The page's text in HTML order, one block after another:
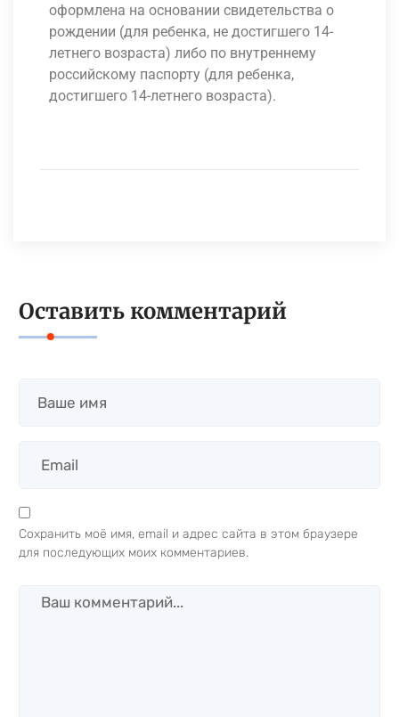
оформлена на основании свидетельства о
рождении (для ребенка, не достигшего 14-
летнего возраста) либо по внутреннему
российскому паспорту (для ребенка,
достигшего 14-летнего возраста).
Оставить комментарий
Сохранить моё имя, email и адрес сайта в этом браузере
для последующих моих комментариев.